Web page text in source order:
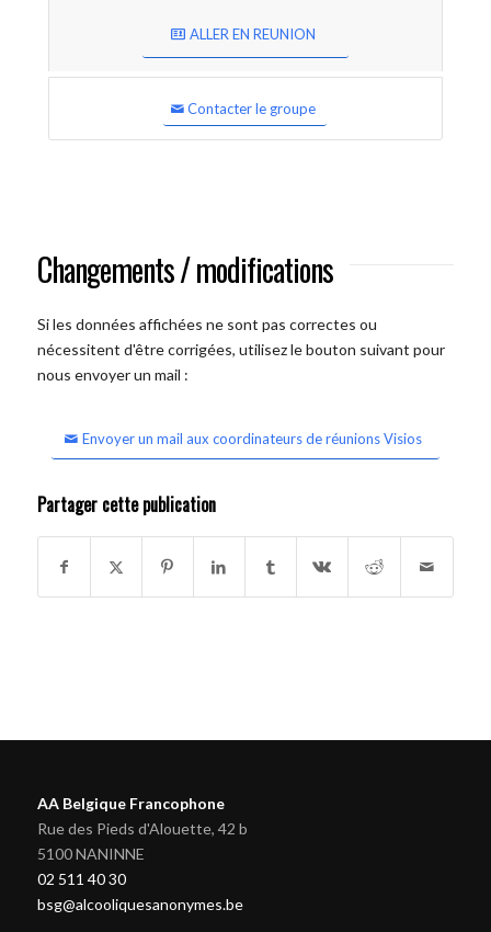
ALLER EN REUNION
Contacter le groupe
Changements / modifications
Si les données affichées ne sont pas correctes ou
nécessitent d'être corrigées, utilisez le bouton suivant pour
nous envoyer un mail :
Envoyer un mail aux coordinateurs de réunions Visios
Partager cette publication
AA Belgique Francophone
Rue des Pieds d'Alouette, 42 b
5100 NANINNE
02 511 40 30
bsg@alcooliquesanonymes.be